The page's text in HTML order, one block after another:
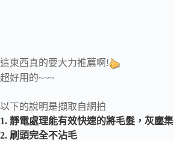
這東西真的要大力推薦啊!
超好用的~~~
以下的說明是擷取自網拍
1. 靜電處理能有效快速的將毛髮，灰塵
2. 刷頭完全不沾毛